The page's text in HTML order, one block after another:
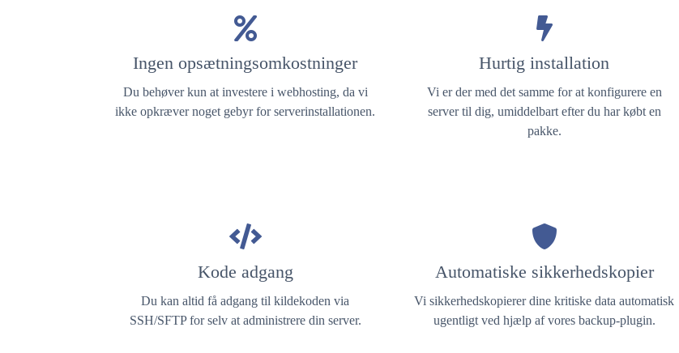
Ingen opsætningsomkostninger
Du behøver kun at investere i webhosting, da vi
ikke opkræver noget gebyr for serverinstallationen.
Hurtig installation
Vi er der med det samme for at konfigurere en
server til dig, umiddelbart efter du har købt en
pakke.
Kode adgang
Du kan altid få adgang til kildekoden via
SSH/SFTP for selv at administrere din server.
Automatiske sikkerhedskopier
Vi sikkerhedskopierer dine kritiske data automatisk
ugentligt ved hjælp af vores backup-plugin.